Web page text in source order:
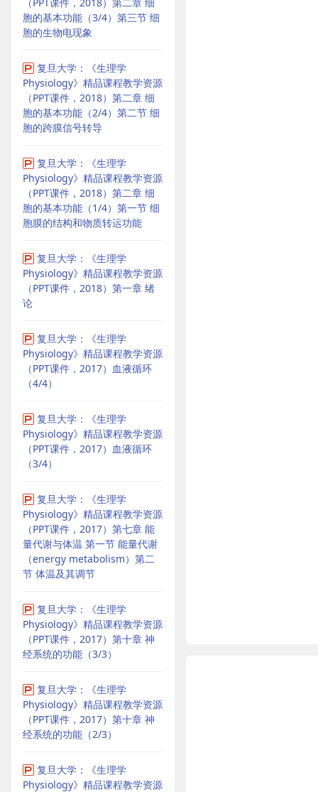
胞的基本功能（3/4）第三节 细
胞的生物电现象
复旦大学：《生理学
Physiology》精品课程教学资源
（PPT课件，2018）第二章 细
胞的基本功能（2/4）第二节 细
胞的跨膜信号转导
复旦大学：《生理学
Physiology》精品课程教学资源
（PPT课件，2018）第二章 细
胞的基本功能（1/4）第一节 细
胞膜的结构和物质转运功能
复旦大学：《生理学
Physiology》精品课程教学资源
（PPT课件，2018）第一章 绪
论
复旦大学：《生理学
Physiology》精品课程教学资源
（PPT课件，2017）血液循环
（4/4）
复旦大学：《生理学
Physiology》精品课程教学资源
（PPT课件，2017）血液循环
（3/4）
复旦大学：《生理学
Physiology》精品课程教学资源
（PPT课件，2017）第七章 能
量代谢与体温 第一节 能量代谢
（energy metabolism）第二
节 体温及其调节
复旦大学：《生理学
Physiology》精品课程教学资源
（PPT课件，2017）第十章 神
经系统的功能（3/3）
复旦大学：《生理学
Physiology》精品课程教学资源
（PPT课件，2017）第十章 神
经系统的功能（2/3）
复旦大学：《生理学
Physiology》精品课程教学资源